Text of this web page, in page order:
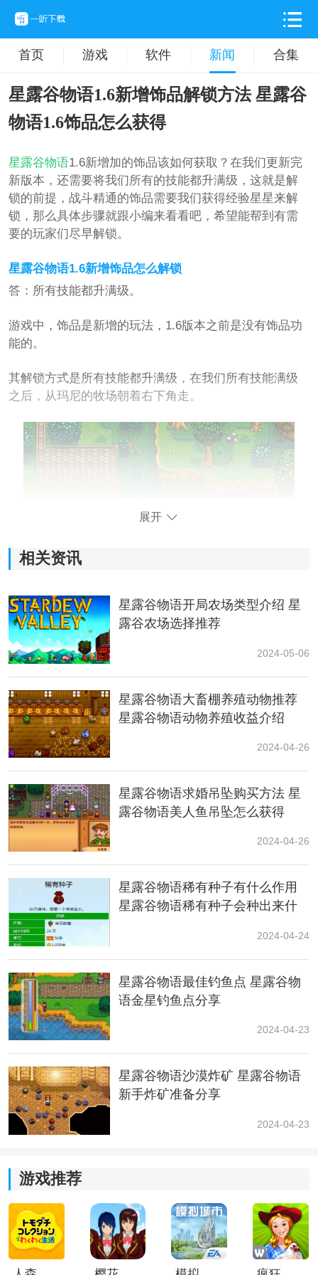
首页 游戏 软件 新闻 合集
星露谷物语1.6新增饰品解锁方法 星露谷
物语1.6饰品怎么获得
星露谷物语1.6新增加的饰品该如何获取？在我们更新完
新版本，还需要将我们所有的技能都升满级，这就是解
锁的前提，战斗精通的饰品需要我们获得经验星星来解
锁，那么具体步骤就跟小编来看看吧，希望能帮到有需
要的玩家们尽早解锁。
星露谷物语1.6新增饰品怎么解锁
答：所有技能都升满级。
游戏中，饰品是新增的玩法，1.6版本之前是没有饰品功
能的。
其解锁方式是所有技能都升满级，在我们所有技能满级
之后，从玛尼的牧场朝着右下角走。
在到达上图所示位置后，会看见一个小门（不满进不
去），我们进去后可以找到爷爷留下的纸条
查看之后，中间有个统计经验的地方，技能满级之后，
益处的经验都会积累在这里，达到15000之后就会获得一
颗星星。
然后这个星星就可以兑换稀有物品，就可以解锁墙后面
的战斗精通里面的饰品功能。
结语：
以上就是小编整理的关于解锁新功能饰品的方法了，作
1.6大箱子介
绍
1.6饰品图鉴
1.6饰品获取
方法
1.6新增夏季酸雨
1.6蘑菇树桩 1.6烘干机
1.6高级虫饵
盒
1.6铁砧
展开
相关资讯
星露谷物语开局农场类型介绍 星
露谷农场选择推荐
2024-05-06
星露谷物语大畜棚养殖动物推荐
星露谷物语动物养殖收益介绍
2024-04-26
星露谷物语求婚吊坠购买方法 星
露谷物语美人鱼吊坠怎么获得
2024-04-26
星露谷物语稀有种子有什么作用
星露谷物语稀有种子会种出来什
2024-04-24
星露谷物语最佳钓鱼点 星露谷物
语金星钓鱼点分享
2024-04-23
星露谷物语沙漠炸矿 星露谷物语
新手炸矿准备分享
2024-04-23
游戏推荐